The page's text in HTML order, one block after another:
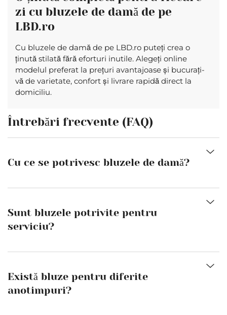
zi cu bluzele de damă de pe
LBD.ro
Cu bluzele de damă de pe LBD.ro puteți crea o
ținută stilată fără eforturi inutile. Alegeți online
modelul preferat la prețuri avantajoase și bucurați-
vă de varietate, confort și livrare rapidă direct la
domiciliu.
Întrebări frecvente (FAQ)
Cu ce ​​se potrivesc bluzele de damă?
Sunt bluzele potrivite pentru
serviciu?
Există bluze pentru diferite
anotimpuri?